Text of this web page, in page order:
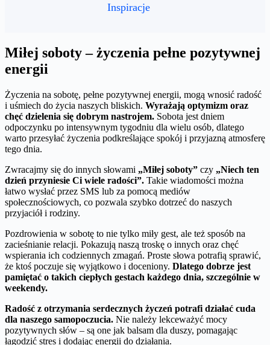
Inspiracje
Miłej soboty – życzenia pełne pozytywnej
energii
Życzenia na sobotę, pełne pozytywnej energii, mogą wnosić radość
i uśmiech do życia naszych bliskich. Wyrażają optymizm oraz
chęć dzielenia się dobrym nastrojem. Sobota jest dniem
odpoczynku po intensywnym tygodniu dla wielu osób, dlatego
warto przesyłać życzenia podkreślające spokój i przyjazną atmosferę
tego dnia.
Zwracajmy się do innych słowami „Miłej soboty” czy „Niech ten
dzień przyniesie Ci wiele radości”. Takie wiadomości można
łatwo wysłać przez SMS lub za pomocą mediów
społecznościowych, co pozwala szybko dotrzeć do naszych
przyjaciół i rodziny.
Pozdrowienia w sobotę to nie tylko miły gest, ale też sposób na
zacieśnianie relacji. Pokazują naszą troskę o innych oraz chęć
wspierania ich codziennych zmagań. Proste słowa potrafią sprawić,
że ktoś poczuje się wyjątkowo i doceniony. Dlatego dobrze jest
pamiętać o takich ciepłych gestach każdego dnia, szczególnie w
weekendy.
Radość z otrzymania serdecznych życzeń potrafi działać cuda
dla naszego samopoczucia. Nie należy lekceważyć mocy
pozytywnych słów – są one jak balsam dla duszy, pomagając
łagodzić stres i dodając energii do działania.